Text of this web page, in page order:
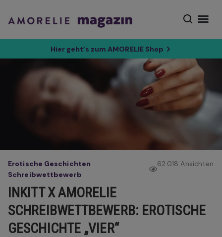
Hier geht’s zum AMORELIE Shop
Erotische Geschichten
Schreibwettbewerb
62.018 Ansichten
INKITT X AMORELIE
SCHREIBWETTBEWERB: EROTISCHE
GESCHICHTE „VIER“